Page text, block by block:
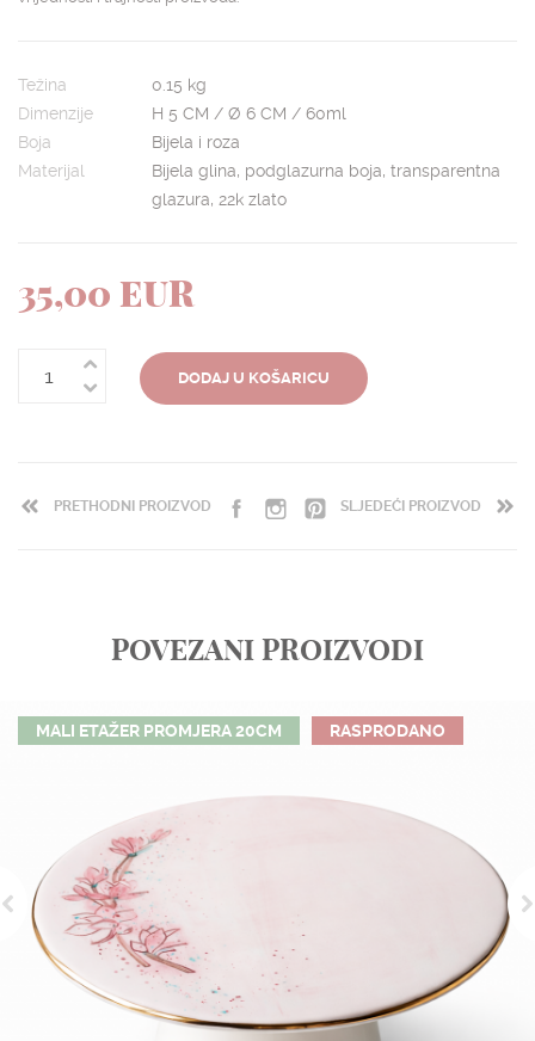
Težina
0.15 kg
Dimenzije
H 5 CM / Ø 6 CM / 60ml
Boja
Bijela i roza
Materijal
Bijela glina, podglazurna boja, transparentna
glazura, 22k zlato
35,00 EUR
DODAJ U KOŠARICU
PRETHODNI PROIZVOD SLJEDEĆI PROIZVOD
POVEZANI PROIZVODI
MALI ETAŽER PROMJERA 20CM RASPRODANO